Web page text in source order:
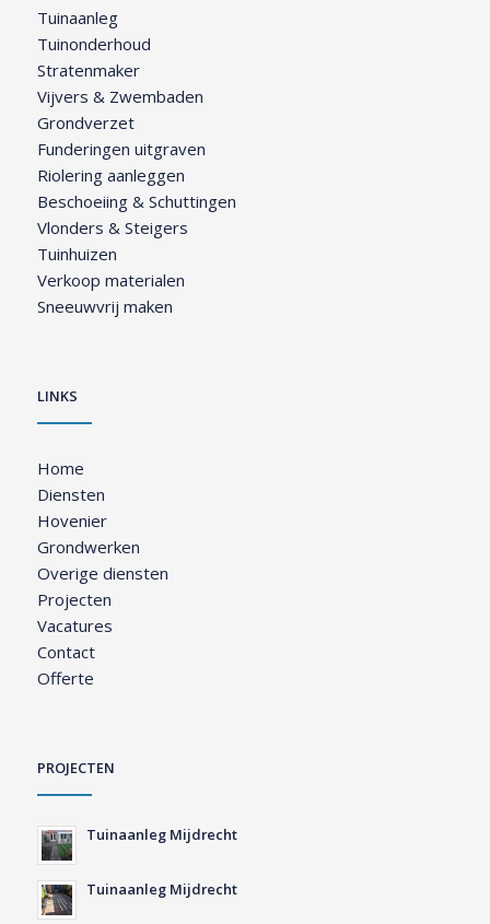
Tuinaanleg
Tuinonderhoud
Stratenmaker
Vijvers & Zwembaden
Grondverzet
Funderingen uitgraven
Riolering aanleggen
Beschoeiing & Schuttingen
Vlonders & Steigers
Tuinhuizen
Verkoop materialen
Sneeuwvrij maken
LINKS
Home
Diensten
Hovenier
Grondwerken
Overige diensten
Projecten
Vacatures
Contact
Offerte
PROJECTEN
Tuinaanleg Mijdrecht
Tuinaanleg Mijdrecht